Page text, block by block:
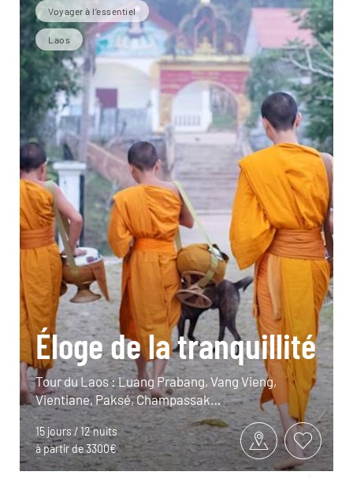
Voyager à l’essentiel
Laos
Éloge de la tranquillité
Tour du Laos : Luang Prabang, Vang Vieng,
Vientiane, Paksé, Champassak…
15 jours / 12 nuits
à partir de 3300€